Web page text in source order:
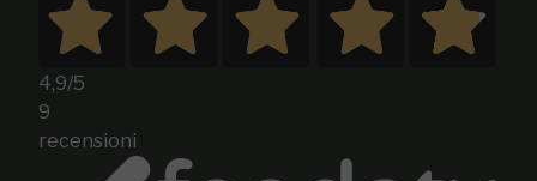
4,9/5
9
recensioni